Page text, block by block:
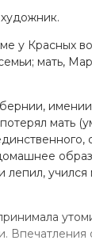
у Красных
мать,
мать
учился
Впечатления